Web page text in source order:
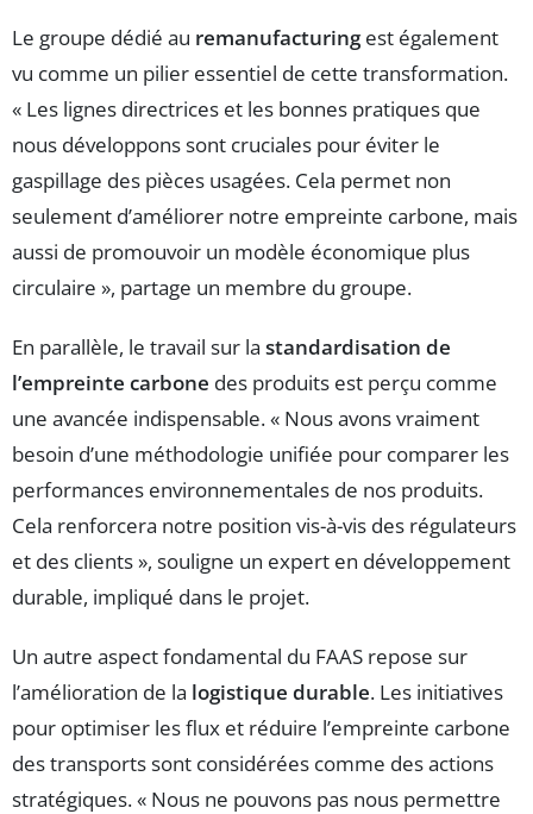
Le groupe dédié au remanufacturingest également
vu comme un pilier essentiel de cette transformation.
« Les lignes directrices et les bonnes pratiques que
nous développons sont cruciales pour éviter le
gaspillage des pièces usagées. Cela permet non
seulement d’améliorer notre empreinte carbone, mais
aussi de promouvoir un modèle économique plus
circulaire », partage un membre du groupe.
En parallèle, le travail sur la standardisation de
l’empreinte carbone des produits est perçu comme
une avancée indispensable. « Nous avons vraiment
besoin d’une méthodologie unifiée pour comparer les
performances environnementales de nos produits.
Cela renforcera notre position vis-à-vis des régulateurs
et des clients », souligne un expert en développement
durable, impliqué dans le projet.
Un autre aspect fondamental du FAAS repose sur
l’amélioration de la logistique durable. Les initiatives
pour optimiser les flux et réduire l’empreinte carbone
des transports sont considérées comme des actions
stratégiques. « Nous ne pouvons pas nous permettre